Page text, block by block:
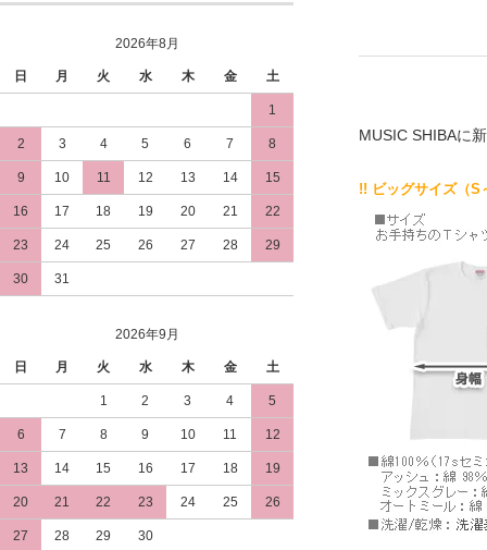
2026年8月
日 月 火 水 木 金 土
1
2 3 4 5 6 7 8
9 10 11 12 13 14 15
16 17 18 19 20 21 22
23 24 25 26 27 28 29
30 31
2026年9月
日 月 火 水 木 金 土
1 2 3 4 5
6 7 8 9 10 11 12
13 14 15 16 17 18 19
20 21 22 23 24 25 26
27 28 29 30
MUSIC SHIBAに
!! ビッグサイズ（S